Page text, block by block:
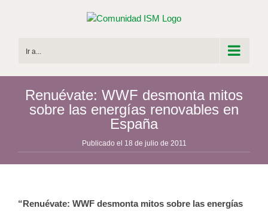
Ir a...
Renuévate: WWF desmonta mitos
sobre las energías renovables en
España
Publicado el 18 de julio de 2011
“Renuévate: WWF desmonta mitos sobre las energías